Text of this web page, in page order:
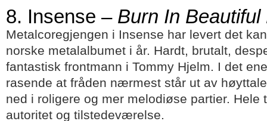
8. Insense – Burn In Beautiful
Metalcoregjengen i Insense har levert det
norske metalalbumet i år. Hardt, brutalt,
fantastisk frontmann i Tommy Hjelm. I det
rasende at fråden nærmest står ut av
ned i roligere og mer melodiøse partier. Hele
autoritet og tilstedeværelse.